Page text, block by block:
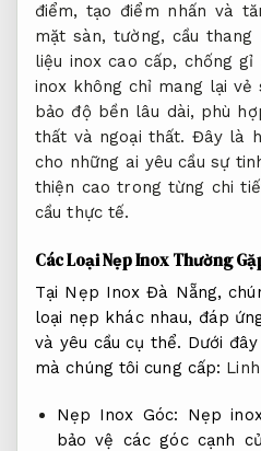
điểm, tạo điểm nhấn và
mặt sàn, tường, cầu thang
liệu inox cao cấp, chống
inox không chỉ mang lại
bảo độ bền lâu dài, phù
thất và ngoại thất. Đây là
cho những ai yêu cầu sự
thiện cao trong từng chi
cầu thực tế.
Các Loại Nẹp Inox Thường
Tại Nẹp Inox Đà Nẵng,
loại nẹp khác nhau, đáp
và yêu cầu cụ thể. Dưới
mà chúng tôi cung cấp:
Nẹp Inox Góc: Nẹp
bảo vệ các góc cạnh